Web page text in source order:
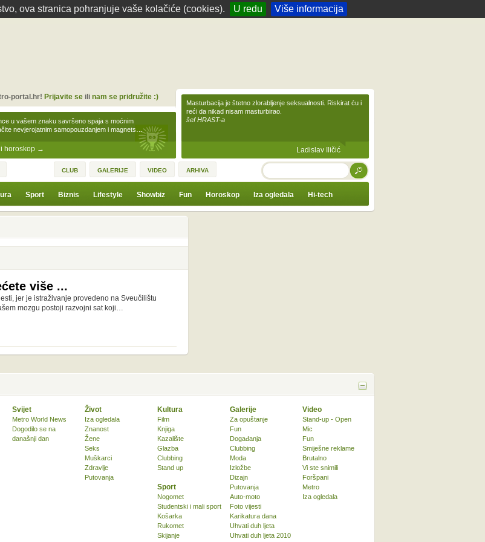
ova stranica pohranjuje vaše kolačiće (cookies). U redu Više informacija
horoskop →
u vašem znaku savršeno spaja s moćnim
nevjerojatnim samopouzdanjem i magnets…
portal.hr! Prijavite seili nam se pridružite :)
Masturbacija je štetno zlorabljenje seksualnosti. Riskirat ću i
reći da nikad nisam masturbirao.
šef HRAST-a
Ladislav Iličić
CLUB GALERIJE VIDEO ARHIVA TRAŽI
Sport Biznis Lifestyle Showbiz Fun Horoskop Iza ogledala Hi-tech
više ...
jer je istraživanje provedeno na Sveučilištu
mozgu postoji razvojni sat koji…
Svijet
Metro World News
Dogodilo se na
današnji dan
Život
Iza ogledala
Znanost
Žene
Seks
Muškarci
Zdravlje
Putovanja
Kultura
Film
Knjiga
Kazalište
Glazba
Clubbing
Stand up
Sport
Nogomet
Studentski i mali sport
Košarka
Rukomet
Skijanje
Galerije
Za opuštanje
Fun
Događanja
Clubbing
Moda
Izložbe
Dizajn
Putovanja
Auto-moto
Foto vijesti
Karikatura dana
Uhvati duh ljeta
Uhvati duh ljeta 2010
Video
Stand-up - Open
Mic
Fun
Smiješne reklame
Brutalno
Vi ste snimili
Foršpani
Metro
Iza ogledala